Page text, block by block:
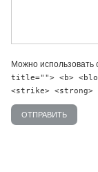
Можно использовать
title=""> <b>
<strike> <strong>